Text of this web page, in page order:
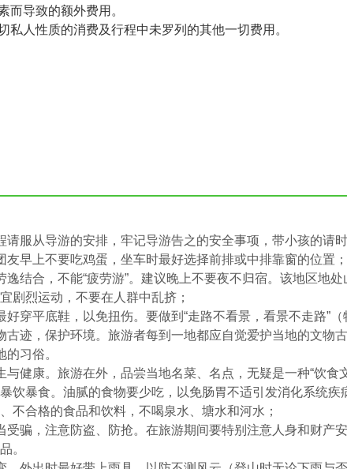
而导致的额外费用。
私人性质的消费及行程中未罗列的其他一切费用。
请服从导游的安排，牢记导游告之的安全事项，带小孩的请
友早上不要吃鸡蛋，坐车时最好选择前排或中排靠窗的位置；
逸结合，不能“疲劳游”。建议晚上不要夜不归宿。该地区地
剧烈运动，不要在人群中乱挤；
好穿平底鞋，以免扭伤。要做到“走路不看景，看景不走路”（
古迹，保护环境。旅游者每到一地都应自觉爱护当地的文物
的习俗。
与健康。旅游在外，品尝当地名菜、名点，无疑是一种“饮食
饮暴食。油腻的食物要少吃，以免肠胃不适引发消化系统疾
不合格的食品和饮料，不喝泉水、塘水和河水；
受骗，注意防盗、防抢。在旅游期间要特别注意人身和财产
。